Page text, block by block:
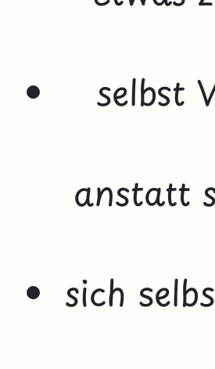
selbst
anstatt
sich